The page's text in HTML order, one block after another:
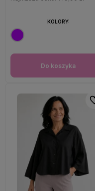
Do koszyka
KOLORY: